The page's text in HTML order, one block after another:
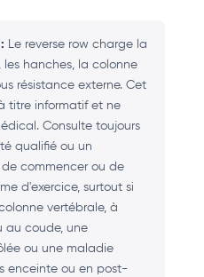
Le reverse row charge la
les hanches, la colonne
résistance externe. Cet
titre informatif et ne
Consulte toujours
qualifié ou un
commencer ou de
d'exercice, surtout si
vertébrale, à
au coude, une
ou une maladie
enceinte ou en post-